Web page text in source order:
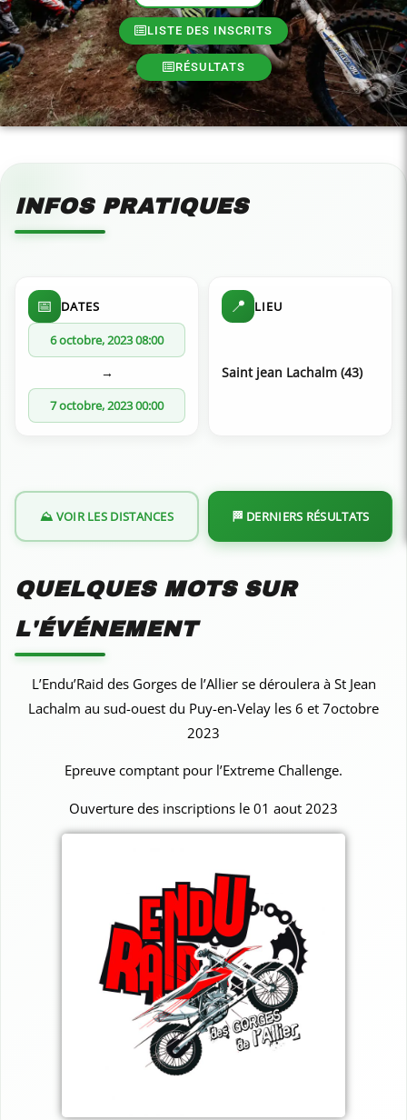
LISTE DES INSCRITS
RÉSULTATS
INFOS PRATIQUES
📅 DATES
6 octobre, 2023 08:00
→
7 octobre, 2023 00:00
📍 LIEU
Saint jean Lachalm (43)
⛰️ VOIR LES DISTANCES 🏁 DERNIERS RÉSULTATS
QUELQUES MOTS SUR
L'ÉVÉNEMENT
L’Endu’Raid des Gorges de l’Allier se déroulera à St Jean
Lachalm au sud-ouest du Puy-en-Velay les 6 et 7octobre
2023
Epreuve comptant pour l’Extreme Challenge.
Ouverture des inscriptions le 01 aout 2023